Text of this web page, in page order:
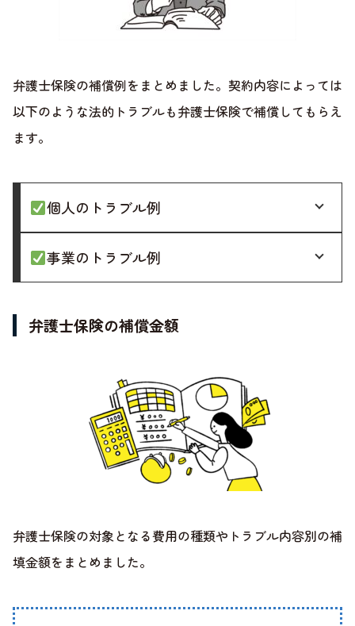
弁護士保険の補償例をまとめました。契約内容によっては
以下のような法的トラブルも弁護士保険で補償してもらえ
ます。
個人のトラブル例
事業のトラブル例
弁護士保険の補償金額
弁護士保険の対象となる費用の種類やトラブル内容別の補
填金額をまとめました。